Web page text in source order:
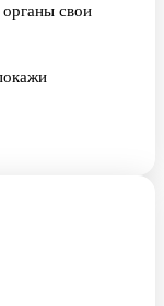
свои